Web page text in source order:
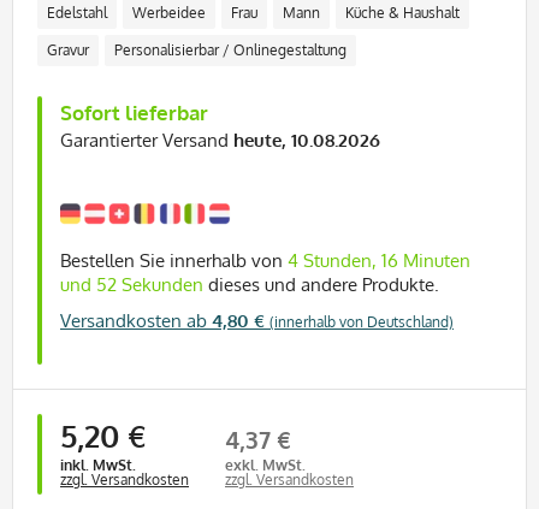
Edelstahl Werbeidee Frau Mann Küche & Haushalt
Gravur Personalisierbar / Onlinegestaltung
Sofort lieferbar
Garantierter Versand heute, 10.08.2026
Bestellen Sie innerhalb von 4 Stunden, 16 Minuten
und 51 Sekundendieses und andere Produkte.
Versandkosten ab 4,80 € (innerhalb von Deutschland)
5,20 €
inkl. MwSt.
zzgl. Versandkosten
4,37 €
exkl. MwSt.
zzgl. Versandkosten